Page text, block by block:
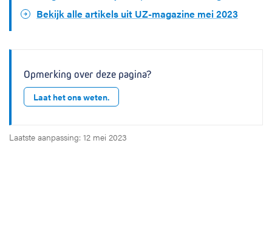
Bekijk alle artikels uit UZ-magazine mei 2023
Opmerking over deze pagina?
Laat het ons weten.
Laatste aanpassing: 12 mei 2023